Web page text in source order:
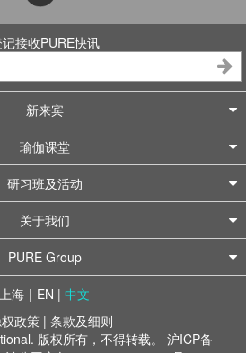
接收PURE快讯
新来宾
瑜伽课堂
研习班及活动
关于我们
PURE Group
上海 | EN | 中文
政策 | 条款及细则
版权所有，不得转载。 沪ICP备